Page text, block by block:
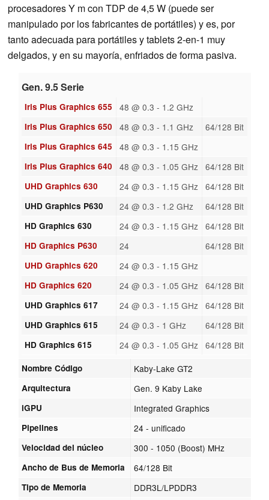
procesadores Y m con TDP de 4,5 W (puede ser
manipulado por los fabricantes de portátiles) y es, por
tanto adecuada para portátiles y tablets 2-en-1 muy
delgados, y en su mayoría, enfriados de forma pasiva.
Gen. 9.5 Serie
Iris Plus Graphics 655 48 @ 0.3 - 1.2 GHz
Iris Plus Graphics 650 48 @ 0.3 - 1.1 GHz 64/128 Bit
Iris Plus Graphics 645 48 @ 0.3 - 1.15 GHz
Iris Plus Graphics 640 48 @ 0.3 - 1.05 GHz 64/128 Bit
UHD Graphics 630 24 @ 0.3 - 1.15 GHz 64/128 Bit
UHD Graphics P630 24 @ 0.3 - 1.2 GHz 64/128 Bit
HD Graphics 630 24 @ 0.3 - 1.15 GHz 64/128 Bit
HD Graphics P630 24 64/128 Bit
UHD Graphics 620 24 @ 0.3 - 1.15 GHz
HD Graphics 620 24 @ 0.3 - 1.05 GHz 64/128 Bit
UHD Graphics 617 24 @ 0.3 - 1.15 GHz 64/128 Bit
UHD Graphics 615 24 @ 0.3 - 1 GHz 64/128 Bit
HD Graphics 615 24 @ 0.3 - 1.05 GHz 64/128 Bit
Nombre Código Kaby-Lake GT2
Arquitectura Gen. 9 Kaby Lake
iGPU Integrated Graphics
Pipelines 24 - unificado
Velocidad del núcleo 300 - 1050 (Boost) MHz
Ancho de Bus de Memoria 64/128 Bit
Tipo de Memoria DDR3L/LPDDR3